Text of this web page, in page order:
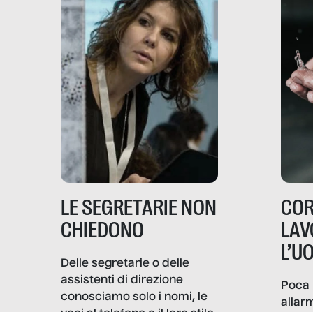
LE SEGRETARIE NON
CHIEDONO
Delle segretarie o delle
assistenti di direzione
conosciamo solo i nomi, le